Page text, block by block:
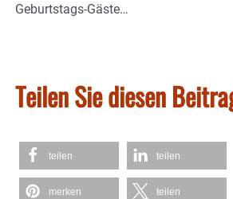
Geburtstags-Gäste…
Teilen Sie diesen
teilen teilen
merken teilen